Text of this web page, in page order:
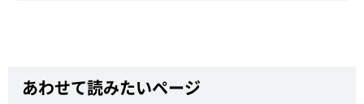
あわせて読みたいページ